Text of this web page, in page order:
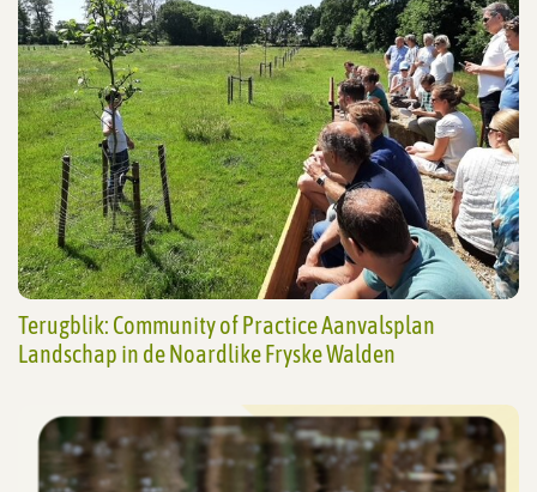
Terugblik: Community of Practice Aanvalsplan
Landschap in de Noardlike Fryske Walden